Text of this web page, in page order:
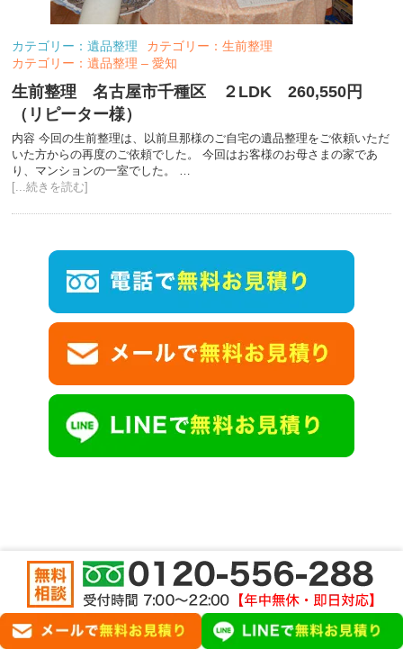
カテゴリー：遺品整理
カテゴリー：生前整理
カテゴリー：遺品整理 – 愛知
生前整理 名古屋市千種区 ２LDK 260,550円
（リピーター様）
内容 今回の生前整理は、以前旦那様のご自宅の遺品整理をご依頼いただ
いた方からの再度のご依頼でした。 今回はお客様のお母さまの家であ
り、マンションの一室でした。 …
[...続きを読む]
お客様の声一覧